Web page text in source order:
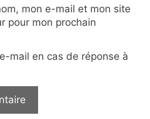
mon e-mail et mon site
pour mon prochain
mail en cas de réponse à